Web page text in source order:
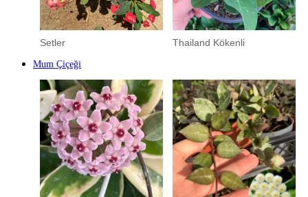
Setler Thailand Kökenli
Mum Çiçeği